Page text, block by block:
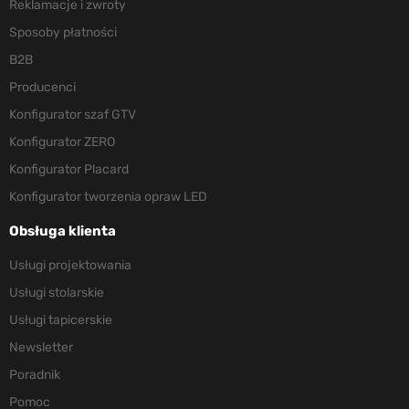
Reklamacje i zwroty
Sposoby płatności
B2B
Producenci
Konfigurator szaf GTV
Konfigurator ZERO
Konfigurator Placard
Konfigurator tworzenia opraw LED
Obsługa klienta
Usługi projektowania
Usługi stolarskie
Usługi tapicerskie
Newsletter
Poradnik
Pomoc